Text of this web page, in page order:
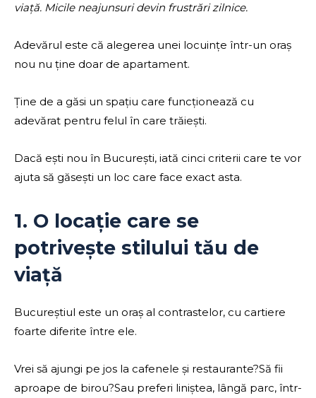
viață. Micile neajunsuri devin frustrări zilnice.
Adevărul este că alegerea unei locuințe într-un oraș
nou nu ține doar de apartament.
Ține de a găsi un spațiu care funcționează cu
adevărat pentru felul în care trăiești.
Dacă ești nou în București, iată cinci criterii care te vor
ajuta să găsești un loc care face exact asta.
1. O locație care se
potrivește stilului tău de
viață
Bucureștiul este un oraș al contrastelor, cu cartiere
foarte diferite între ele.
Vrei să ajungi pe jos la cafenele și restaurante?Să fii
aproape de birou?Sau preferi liniștea, lângă parc, într-